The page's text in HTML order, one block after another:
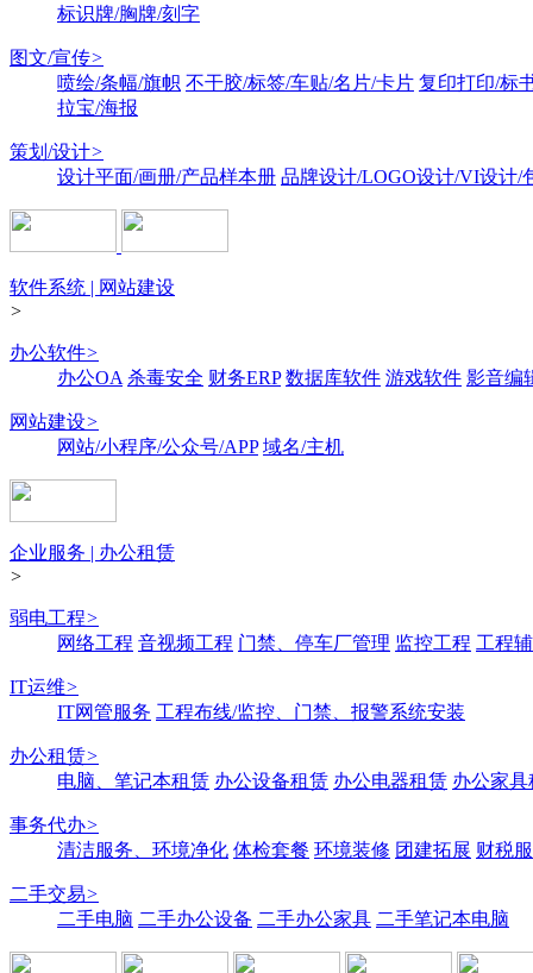
标识牌/胸牌/刻字
图文/宣传>
喷绘/条幅/旗帜 不干胶/标签/车贴/名片/卡片 复印打印/标
拉宝/海报
策划/设计>
设计平面/画册/产品样本册 品牌设计/LOGO设计/VI设计/
软件系统 | 网站建设
>
办公软件>
办公OA 杀毒安全 财务ERP 数据库软件 游戏软件 影音编
网站建设>
网站/小程序/公众号/APP 域名/主机
企业服务 | 办公租赁
>
弱电工程>
网络工程 音视频工程 门禁、停车厂管理 监控工程 工程
IT运维>
IT网管服务 工程布线/监控、门禁、报警系统安装
办公租赁>
电脑、笔记本租赁 办公设备租赁 办公电器租赁 办公家具
事务代办>
清洁服务、环境净化 体检套餐 环境装修 团建拓展 财税
二手交易>
二手电脑 二手办公设备 二手办公家具 二手笔记本电脑